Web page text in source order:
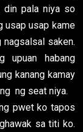
din pala niya so
usap usap kame
nagsalsal saken.
habang
kanang kamay
ng seat niya.
pwet ko tapos
sa titi ko.